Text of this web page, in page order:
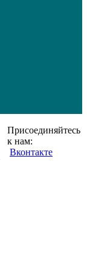
Присоединяйтесь
к нам:
Вконтакте